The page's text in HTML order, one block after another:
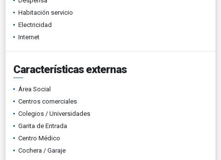
Habitación servicio
Electricidad
Internet
Características externas
Área Social
Centros comerciales
Colegios / Universidades
Garita de Entrada
Centro Médico
Cochera / Garaje